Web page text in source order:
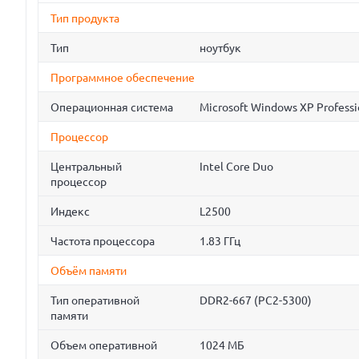
Тип продукта
Тип ноутбук
Программное обеспечение
Операционная система Microsoft Windows XP
Процессор
Центральный
процессор
Intel Core Duo
Индекс L2500
Частота процессора 1.83 ГГц
Объём памяти
Тип оперативной
памяти
DDR2-667 (PC2-5300)
Объем оперативной
1024 МБ